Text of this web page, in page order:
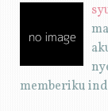
memberiku